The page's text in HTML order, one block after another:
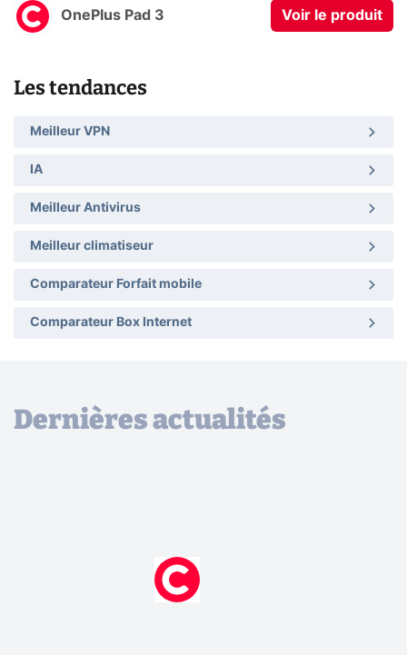
OnePlus Pad 3 Voir le produit
Les tendances
Meilleur VPN
IA
Meilleur Antivirus
Meilleur climatiseur
Comparateur Forfait mobile
Comparateur Box Internet
Dernières actualités